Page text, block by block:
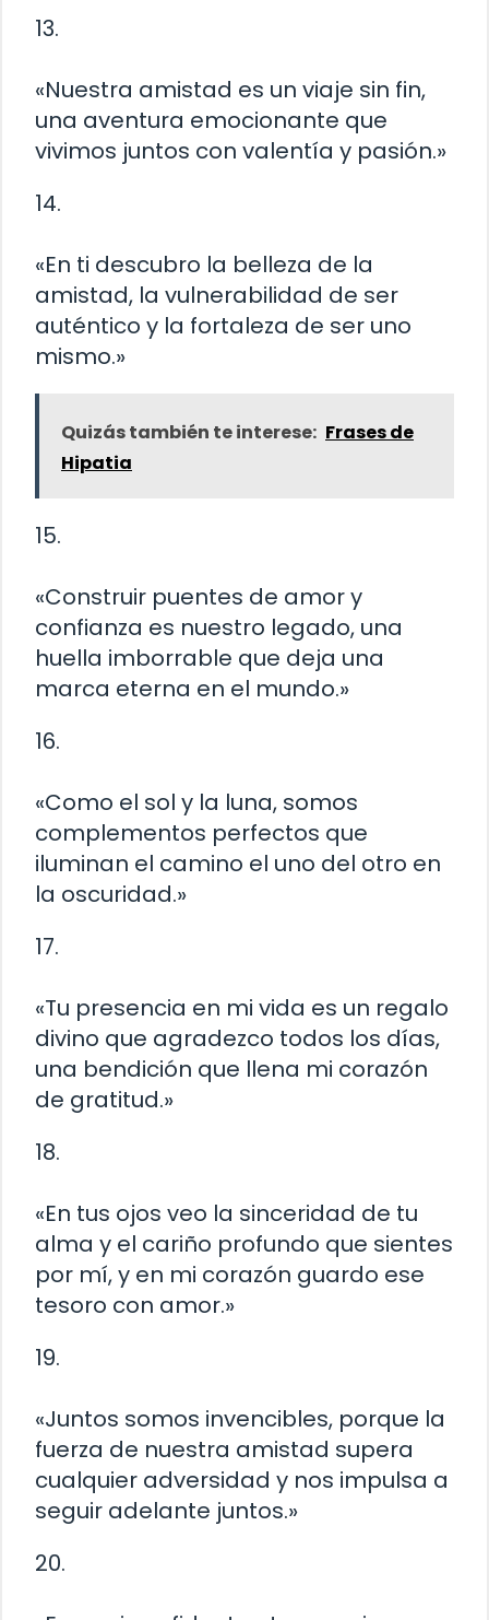
13.
«Nuestra amistad es un viaje sin fin,
una aventura emocionante que
vivimos juntos con valentía y pasión.»
14.
«En ti descubro la belleza de la
amistad, la vulnerabilidad de ser
auténtico y la fortaleza de ser uno
mismo.»
Quizás también te interese: Frases de
Hipatia
15.
«Construir puentes de amor y
confianza es nuestro legado, una
huella imborrable que deja una
marca eterna en el mundo.»
16.
«Como el sol y la luna, somos
complementos perfectos que
iluminan el camino el uno del otro en
la oscuridad.»
17.
«Tu presencia en mi vida es un regalo
divino que agradezco todos los días,
una bendición que llena mi corazón
de gratitud.»
18.
«En tus ojos veo la sinceridad de tu
alma y el cariño profundo que sientes
por mí, y en mi corazón guardo ese
tesoro con amor.»
19.
«Juntos somos invencibles, porque la
fuerza de nuestra amistad supera
cualquier adversidad y nos impulsa a
seguir adelante juntos.»
20.